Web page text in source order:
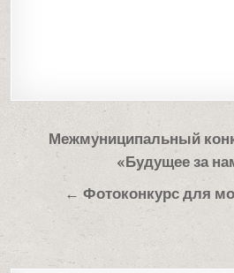
Навигация
по
записям
Межмуниципальный
«Будущее за
← Фотоконкурс для